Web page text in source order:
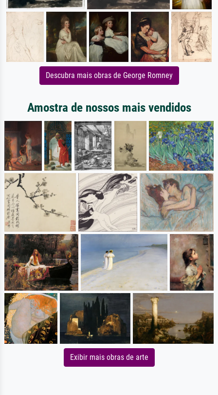
Descubra mais obras de George Romney
Amostra de nossos mais vendidos
Exibir mais obras de arte